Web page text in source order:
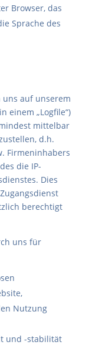
Browser, das
Sprache des
auf unserem
einem „Logfile“)
mittelbar
d.h.
Firmeninhabers
die IP-
Dies
berechtigt
uns für
Nutzung
und -stabilität